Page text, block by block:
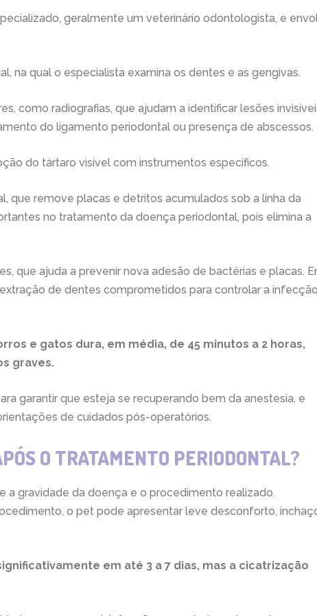
geralmente um veterinário odontologista, e
na qual o especialista examina os dentes e as gengivas.
como radiografias, que ajudam a identificar lesões
do ligamento periodontal ou presença de abscessos.
do tártaro visível com instrumentos específicos.
que remove placas e detritos acumulados sob a linha da
no tratamento da doença periodontal, pois elimina a
que ajuda a prevenir nova adesão de bactérias e placas.
de dentes comprometidos para controlar a
e gatos dura, em média, de 45 minutos a 2 horas,
graves.
garantir que esteja se recuperando bem da anestesia, e
de cuidados pós-operatórios.
O TRATAMENTO PERIODONTAL?
a gravidade da doença e o procedimento realizado.
o pet pode apresentar leve desconforto,
em até 3 a 7 dias, mas a cicatrização